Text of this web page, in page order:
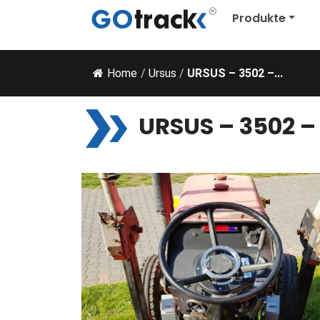
Produkte
Home / Ursus / URSUS – 3502 –...
URSUS – 3502